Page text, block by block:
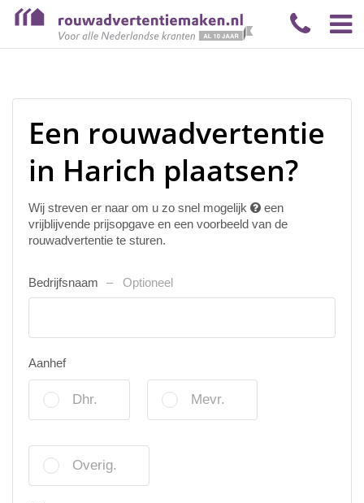
Een rouwadvertentie
in Harich plaatsen?
Wij streven er naar om u zo snel mogelijk
een
vrijblijvende prijsopgave en een voorbeeld van de
rouwadvertentie te sturen.
Bedrijfsnaam Optioneel
Aanhef
Dhr. Mevr.
Overig.